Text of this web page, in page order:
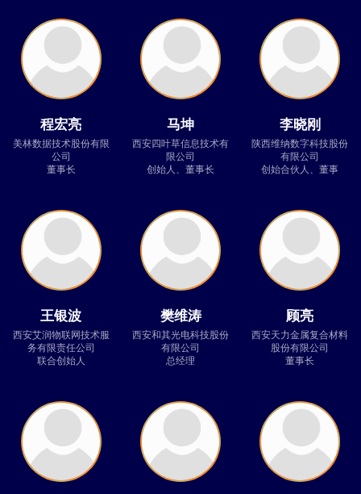
程宏亮
美林数据技术股份有限
公司
董事长
马坤
西安四叶草信息技术有
限公司
创始人、董事长
李晓刚
陕西维纳数字科技股份
有限公司
创始合伙人、董事
王银波
西安艾润物联网技术服
务有限责任公司
联合创始人
樊维涛
西安和其光电科技股份
有限公司
总经理
顾亮
西安天力金属复合材料
股份有限公司
董事长